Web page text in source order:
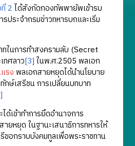
2 ได้สังกัดกองทัพพายัพเข้ารบ
ประจำกรมข่าวทหารบกและเริ่ม
ในการทำสงครามลับ (Secret
ทศลาว[3] ในพ.ศ.2505 พลเอก
รง พลเอกสายหยุดได้นำนโยบาย
ษ์เสรีชน การเปลี่ยนบทบาท
เข้าทำการยึดอำนาจการ
หยุด ในฐานะเสนาธิการทหารให้
อกราบบังคมทูลเพื่อพระราชทาน